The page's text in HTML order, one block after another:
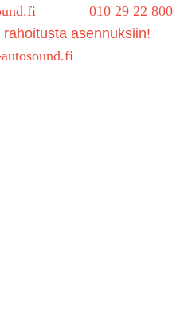
010 29 22 800
asennuksiin!